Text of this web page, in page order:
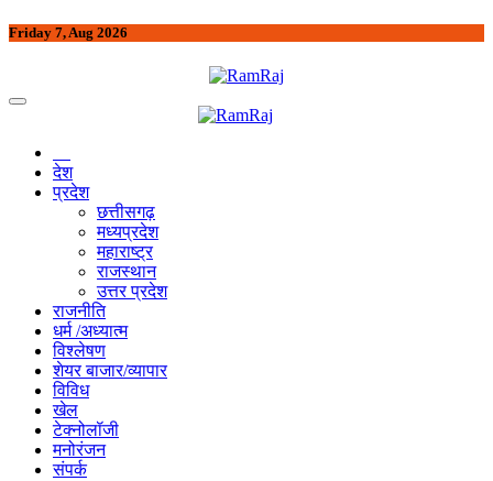
Friday 7, Aug 2026
देश
प्रदेश
छत्तीसगढ़
मध्यप्रदेश
महाराष्ट्र
राजस्थान
उत्तर प्रदेश
राजनीति
धर्म /अध्यात्म
विश्लेषण
शेयर बाजार/व्यापार
विविध
खेल
टेक्नोलॉजी
मनोरंजन
संपर्क